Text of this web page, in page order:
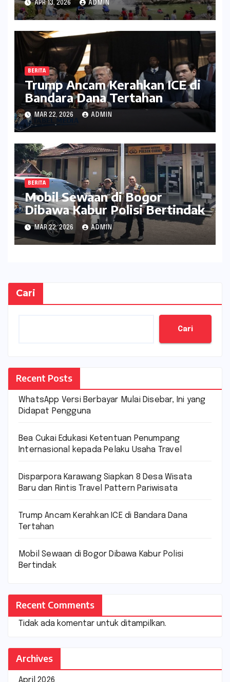
APR 13, 2026 ADMIN
BERITA
Trump Ancam Kerahkan ICE di
Bandara Dana Tertahan
MAR 22, 2026 ADMIN
BERITA
Mobil Sewaan di Bogor
Dibawa Kabur Polisi Bertindak
MAR 22, 2026 ADMIN
Cari
Cari
Recent Posts
WhatsApp Versi Berbayar Mulai Disebar, Ini yang
Didapat Pengguna
Bea Cukai Edukasi Ketentuan Penumpang
Internasional kepada Pelaku Usaha Travel
Disparpora Karawang Siapkan 8 Desa Wisata
Baru dan Rintis Travel Pattern Pariwisata
Trump Ancam Kerahkan ICE di Bandara Dana
Tertahan
Mobil Sewaan di Bogor Dibawa Kabur Polisi
Bertindak
Recent Comments
Tidak ada komentar untuk ditampilkan.
Archives
April 2026